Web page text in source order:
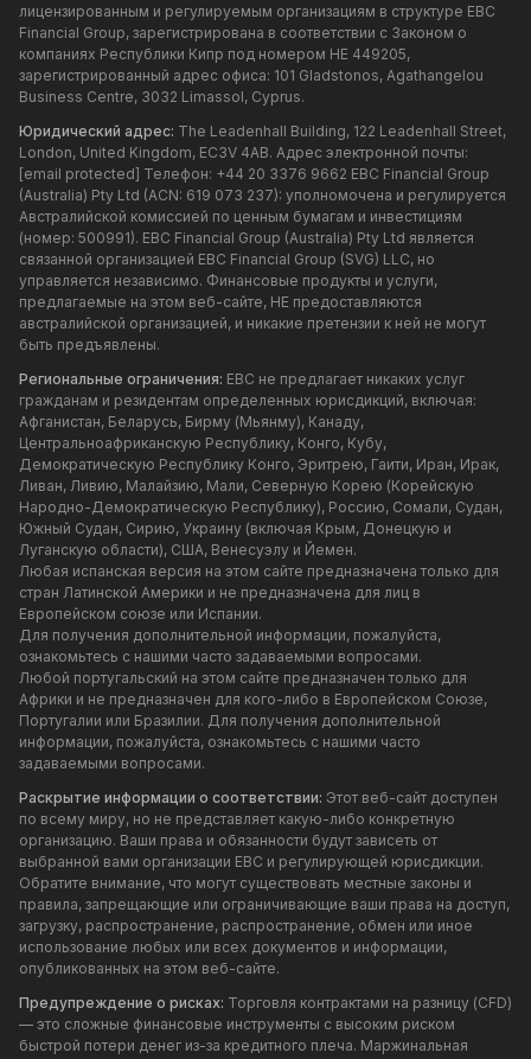
лицензированным и регулируемым организациям в структуре EBC
Financial Group, зарегистрирована в соответствии с Законом о
компаниях Республики Кипр под номером HE 449205,
зарегистрированный адрес офиса: 101 Gladstonos, Agathangelou
Business Centre, 3032 Limassol, Cyprus.
Юридический адрес: The Leadenhall Building, 122 Leadenhall Street,
London, United Kingdom, EC3V 4AB. Адрес электронной почты:
[email protected] Телефон: +44 20 3376 9662 EBC Financial Group
(Australia) Pty Ltd (ACN: 619 073 237): уполномочена и регулируется
Австралийской комиссией по ценным бумагам и инвестициям
(номер: 500991). EBC Financial Group (Australia) Pty Ltd является
связанной организацией EBC Financial Group (SVG) LLC, но
управляется независимо. Финансовые продукты и услуги,
предлагаемые на этом веб-сайте, НЕ предоставляются
австралийской организацией, и никакие претензии к ней не могут
быть предъявлены.
Региональные ограничения: EBC не предлагает никаких услуг
гражданам и резидентам определенных юрисдикций, включая:
Афганистан, Беларусь, Бирму (Мьянму), Канаду,
Центральноафриканскую Республику, Конго, Кубу,
Демократическую Республику Конго, Эритрею, Гаити, Иран, Ирак,
Ливан, Ливию, Малайзию, Мали, Северную Корею (Корейскую
Народно-Демократическую Республику), Россию, Сомали, Судан,
Южный Судан, Сирию, Украину (включая Крым, Донецкую и
Луганскую области), США, Венесуэлу и Йемен.
Любая испанская версия на этом сайте предназначена только для
стран Латинской Америки и не предназначена для лиц в
Европейском союзе или Испании.
Для получения дополнительной информации, пожалуйста,
ознакомьтесь с нашими часто задаваемыми вопросами.
Любой португальский на этом сайте предназначен только для
Африки и не предназначен для кого-либо в Европейском Союзе,
Португалии или Бразилии. Для получения дополнительной
информации, пожалуйста, ознакомьтесь с нашими часто
задаваемыми вопросами.
Раскрытие информации о соответствии: Этот веб-сайт доступен
по всему миру, но не представляет какую-либо конкретную
организацию. Ваши права и обязанности будут зависеть от
выбранной вами организации EBC и регулирующей юрисдикции.
Обратите внимание, что могут существовать местные законы и
правила, запрещающие или ограничивающие ваши права на доступ,
загрузку, распространение, распространение, обмен или иное
использование любых или всех документов и информации,
опубликованных на этом веб-сайте.
Предупреждение о рисках: Торговля контрактами на разницу (CFD)
— это сложные финансовые инструменты с высоким риском
быстрой потери денег из-за кредитного плеча. Маржинальная